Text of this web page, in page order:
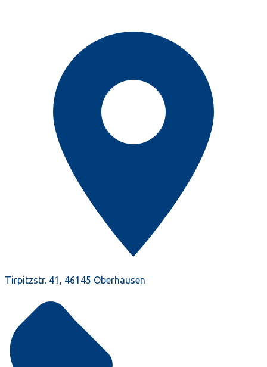
Tirpitzstr. 41, 46145 Oberhausen